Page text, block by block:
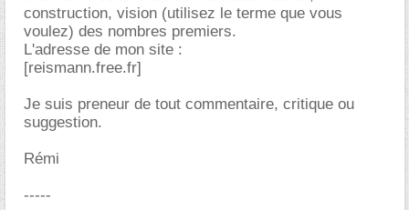
construction, vision (utilisez le terme que vous
voulez) des nombres premiers.
L'adresse de mon site :
[reismann.free.fr]
Je suis preneur de tout commentaire, critique ou
suggestion.
Rémi
-----